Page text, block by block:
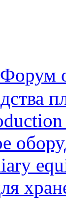
Форум